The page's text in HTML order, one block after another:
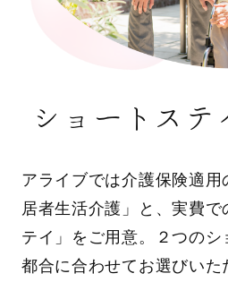
ショートステ
アライブでは介護保険適用
居者生活介護」と、実費で
テイ」をご用意。２つの
都合に合わせてお選びいた